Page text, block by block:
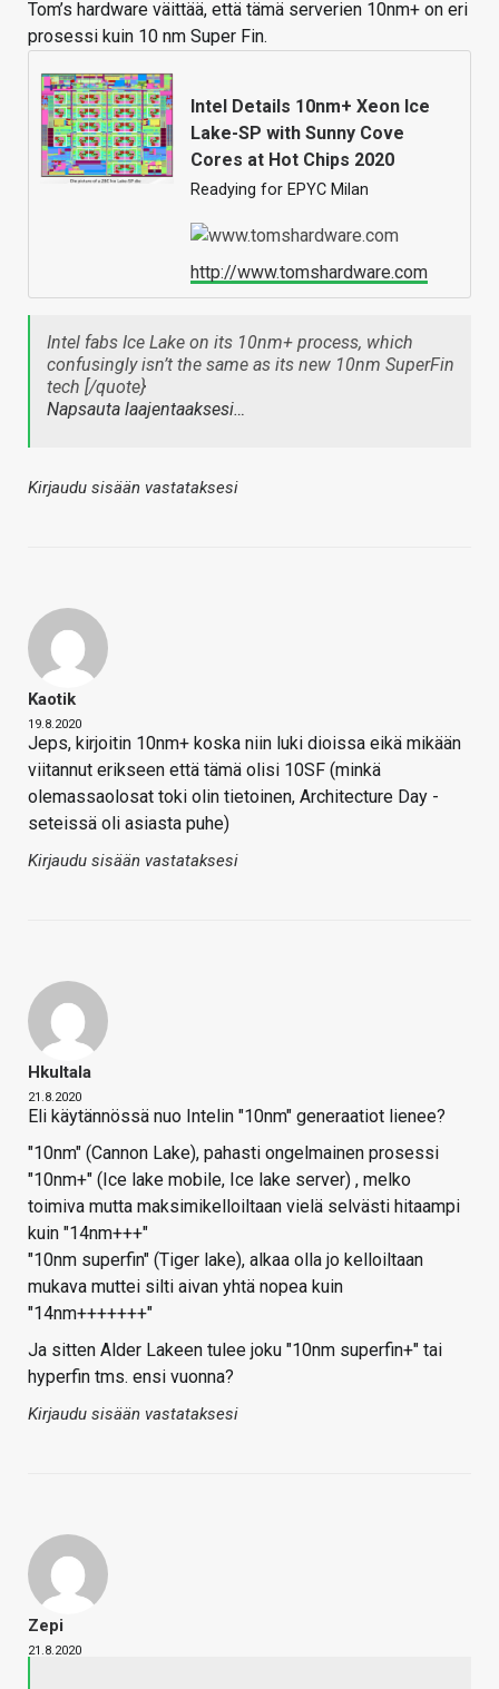
Tom’s hardware väittää, että tämä serverien 10nm+ on eri
prosessi kuin 10 nm Super Fin.
Intel Details 10nm+ Xeon Ice
Lake-SP with Sunny Cove
Cores at Hot Chips 2020
Readying for EPYC Milan
http://www.tomshardware.com
Intel fabs Ice Lake on its 10nm+ process, which
confusingly isn’t the same as its new 10nm SuperFin
tech [/quote}
Napsauta laajentaaksesi…
Kirjaudu sisään vastataksesi
Kaotik
19.8.2020
Jeps, kirjoitin 10nm+ koska niin luki dioissa eikä mikään
viitannut erikseen että tämä olisi 10SF (minkä
olemassaolosat toki olin tietoinen, Architecture Day -
seteissä oli asiasta puhe)
Kirjaudu sisään vastataksesi
Hkultala
21.8.2020
Eli käytännössä nuo Intelin "10nm" generaatiot lienee?
"10nm" (Cannon Lake), pahasti ongelmainen prosessi
"10nm+" (Ice lake mobile, Ice lake server) , melko
toimiva mutta maksimikelloiltaan vielä selvästi hitaampi
kuin "14nm+++"
"10nm superfin" (Tiger lake), alkaa olla jo kelloiltaan
mukava muttei silti aivan yhtä nopea kuin
"14nm+++++++"
Ja sitten Alder Lakeen tulee joku "10nm superfin+" tai
hyperfin tms. ensi vuonna?
Kirjaudu sisään vastataksesi
Zepi
21.8.2020